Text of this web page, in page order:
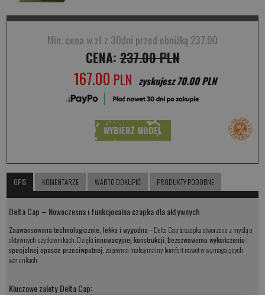
Min. cena w zł z 30dni przed obniżką 237.00
CENA:237.00 PLN
167.00 PLN zyskujesz 70.00 PLN
WYBIERZ MODEL
OPIS KOMENTARZE WARTO DOKUPIĆ PRODUKTY PODOBNE
Delta Cap – Nowoczesna i funkcjonalna czapka dla aktywnych
Zaawansowana technologicznie, lekka i wygodna– Delta Cap to czapka stworzona z myślą o
aktywnych użytkownikach. Dziękiinnowacyjnej konstrukcji ,bezszwowemu wykończeniu i
specjalnej opasce przeciwpotnej , zapewnia maksymalny komfort nawet w wymagających
warunkach.
Kluczowe zalety Delta Cap: